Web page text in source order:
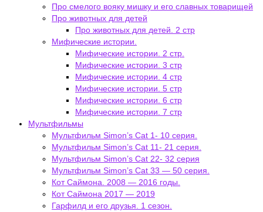
Про смелого вояку мишку и его славных товарищей
Про животных для детей
Про животных для детей. 2 стр
Мифические истории.
Мифические истории. 2 стр.
Мифические истории. 3 стр
Мифические истории. 4 стр
Мифические истории. 5 стр
Мифические истории. 6 стр
Мифические истории. 7 стр
Мультфильмы
Мультфильм Simon’s Cat 1- 10 серия.
Мультфильм Simon’s Cat 11- 21 серия.
Мультфильм Simon’s Cat 22- 32 серия
Мультфильм Simon’s Cat 33 — 50 серия.
Кот Саймона. 2008 — 2016 годы.
Кот Саймона 2017 — 2019
Гарфилд и его друзья. 1 сезон.